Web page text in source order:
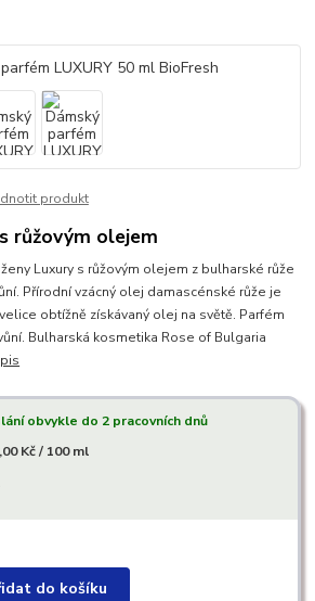
produkt
růžovým olejem
Luxury s růžovým olejem z bulharské růže
Přírodní vzácný olej damascénské růže je
obtížně získávaný olej na světě. Parfém
Bulharská kosmetika Rose of Bulgaria
obvykle do 2 pracovních dnů
Kč / 100 ml
do košíku